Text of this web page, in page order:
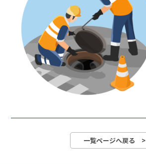
一覧ページへ戻る >